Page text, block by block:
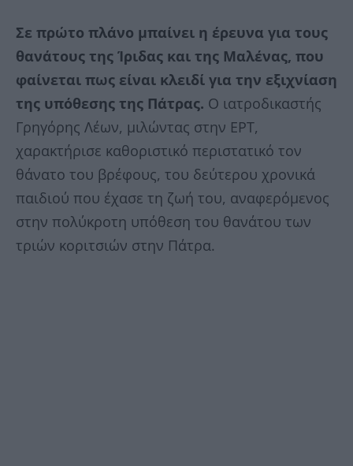
Σε πρώτο πλάνο μπαίνει η έρευνα για τους
θανάτους της Ίριδας και της Μαλένας, που
φαίνεται πως είναι κλειδί για την εξιχνίαση
της υπόθεσης της Πάτρας. Ο ιατροδικαστής
Γρηγόρης Λέων, μιλώντας στην ΕΡΤ,
χαρακτήρισε καθοριστικό περιστατικό τον
θάνατο του βρέφους, του δεύτερου χρονικά
παιδιού που έχασε τη ζωή του, αναφερόμενος
στην πολύκροτη υπόθεση του θανάτου των
τριών κοριτσιών στην Πάτρα.